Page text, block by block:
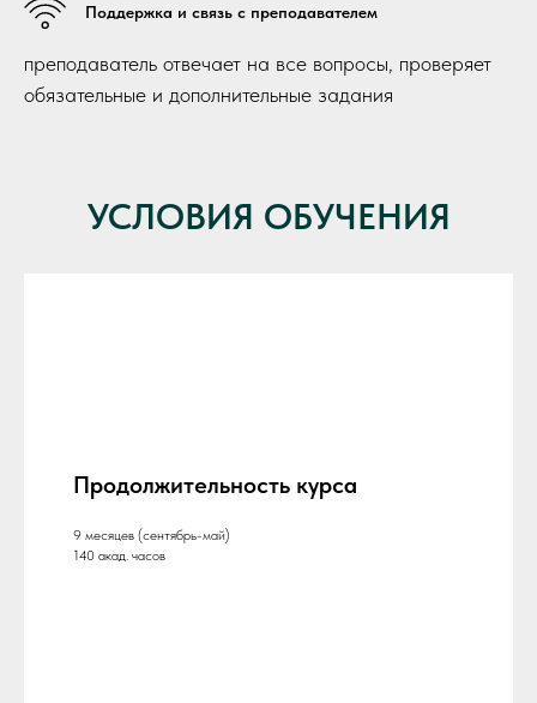
Поддержка и связь с преподавателем
преподаватель отвечает на все вопросы, проверяет
обязательные и дополнительные задания
УСЛОВИЯ ОБУЧЕНИЯ
Продолжительность курса
9 месяцев (сентябрь-май)
140 акад. часов